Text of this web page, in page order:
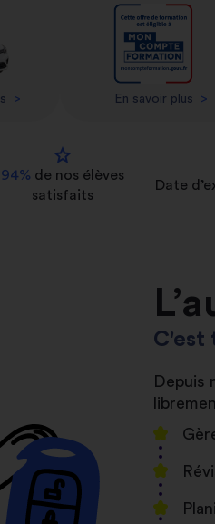
> En savoir plus >
star
94% de nos élèves
satisfaits
Date
C'est
Depuis